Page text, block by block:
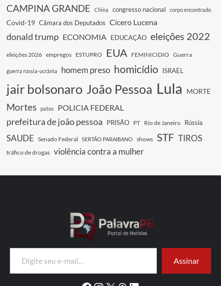
CAMPINA GRANDE China congresso nacional corpo encontrado
Covid-19 Câmara dos Deputados Cícero Lucena
donald trump ECONOMIA EDUCAÇÃO eleições 2022
eleições 2026 empregos ESTUPRO EUA FEMINICIDIO Guerra
guerra rússia-ucrânia homem preso homicídio ISRAEL
jair bolsonaro João Pessoa Lula MORTE
Mortes patos POLICIA FEDERAL
prefeitura de joão pessoa PRISÃO PT Rio de Janeiro Rússia
SAUDE Senado Federal SERTÃO PARAIBANO shows STF TIROS
tráfico de drogas violência contra a mulher
Digite seu e-mail…
Assinar